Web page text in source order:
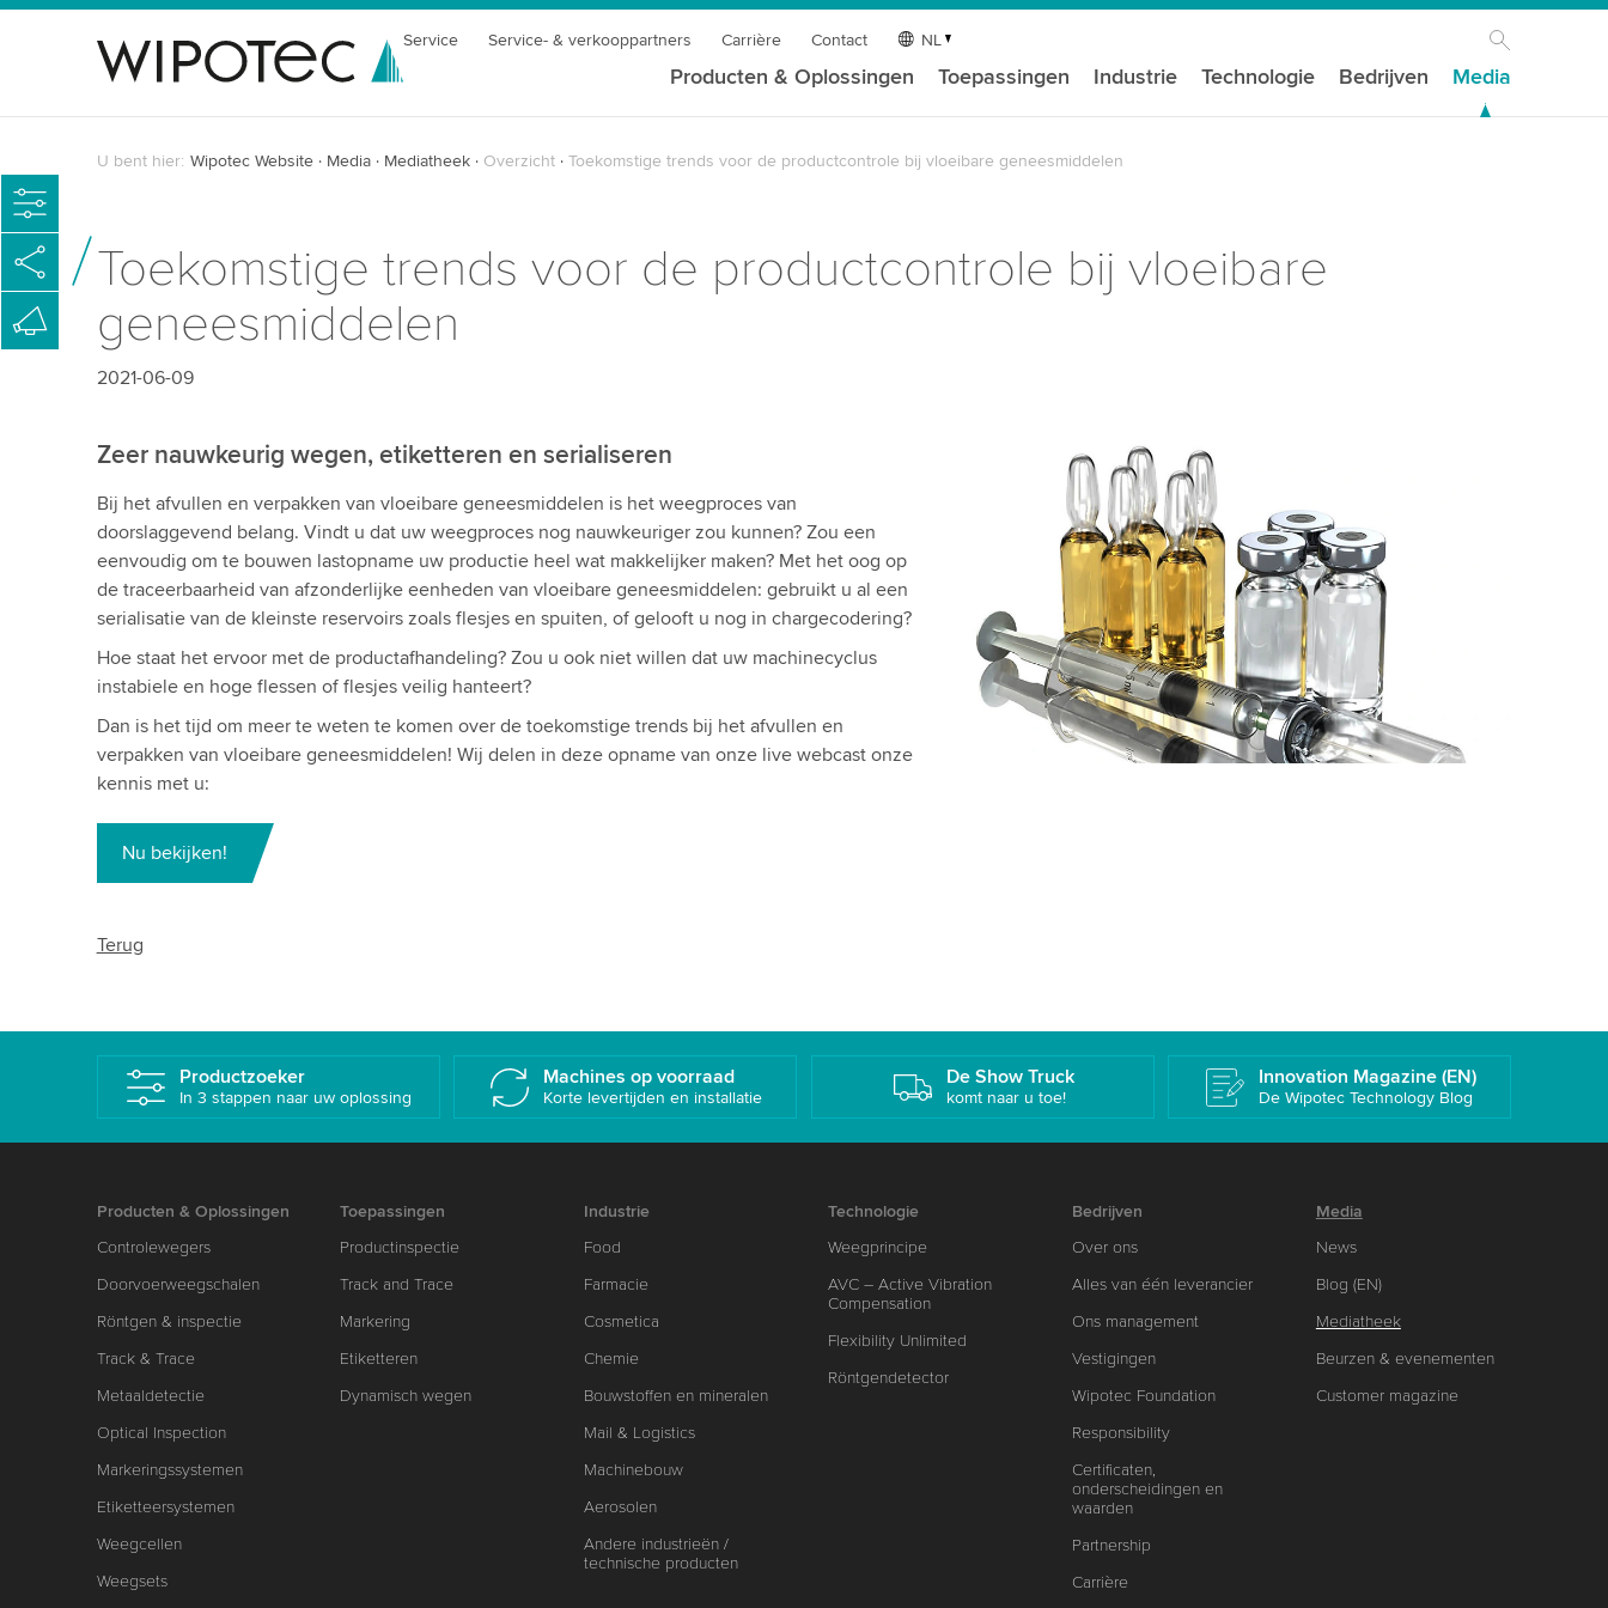
Service Service- & verkooppartners Carrière Contact NL
Producten & Oplossingen Toepassingen Industrie Technologie Bedrijven Media
U bent hier: Wipotec Website Media Mediatheek Overzicht Toekomstige trends voor de productcontrole bij vloeibare geneesmiddelen
Toekomstige trends voor de productcontrole bij vloeibare
geneesmiddelen
2021-06-09
Zeer nauwkeurig wegen, etiketteren en serialiseren
Bij het afvullen en verpakken van vloeibare geneesmiddelen is het weegproces van
doorslaggevend belang. Vindt u dat uw weegproces nog nauwkeuriger zou kunnen? Zou een
eenvoudig om te bouwen lastopname uw productie heel wat makkelijker maken? Met het oog op
de traceerbaarheid van afzonderlijke eenheden van vloeibare geneesmiddelen: gebruikt u al een
serialisatie van de kleinste reservoirs zoals flesjes en spuiten, of gelooft u nog in chargecodering?
Hoe staat het ervoor met de productafhandeling? Zou u ook niet willen dat uw machinecyclus
instabiele en hoge flessen of flesjes veilig hanteert?
Dan is het tijd om meer te weten te komen over de toekomstige trends bij het afvullen en
verpakken van vloeibare geneesmiddelen! Wij delen in deze opname van onze live webcast onze
kennis met u:
Nu bekijken!
Terug
Productzoeker
In 3 stappen naar uw oplossing
Machines op voorraad
Korte levertijden en installatie
De Show Truck
komt naar u toe!
Innovation Magazine (EN)
De Wipotec Technology Blog
Producten & Oplossingen
Controlewegers
Doorvoerweegschalen
Röntgen & inspectie
Track & Trace
Metaaldetectie
Optical Inspection
Markeringssystemen
Etiketteersystemen
Weegcellen
Weegsets
Toepassingen
Productinspectie
Track and Trace
Markering
Etiketteren
Dynamisch wegen
Industrie
Food
Farmacie
Cosmetica
Chemie
Bouwstoffen en mineralen
Mail & Logistics
Machinebouw
Aerosolen
Andere industrieën /
technische producten
Technologie
Weegprincipe
AVC – Active Vibration
Compensation
Flexibility Unlimited
Röntgendetector
Bedrijven
Over ons
Alles van één leverancier
Ons management
Vestigingen
Wipotec Foundation
Responsibility
Certificaten,
onderscheidingen en
waarden
Partnership
Carrière
Media
News
Blog (EN)
Mediatheek
Beurzen & evenementen
Customer magazine